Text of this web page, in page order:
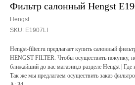
Фильтр салонный Hengst
Hengst
SKU: E1907LI
Hengst-filter.ru предлагает купить салонный
HENGST FILTER. Чтобы осуществить покупку,
ближайший до вас магазин,в разделе Hengst | Где
Так же мы предлагаем осуществить заказ